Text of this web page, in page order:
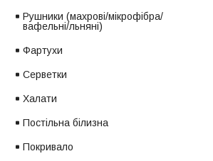
Рушники (махрові/мікрофібра/
вафельні/льняні)
Фартухи
Серветки
Халати
Постільна білизна
Покривало